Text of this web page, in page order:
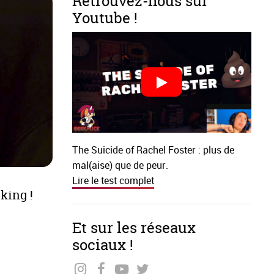
!
Youtube !
The Suicide of Rachel Foster : plus de
mal(aise) que de peur.
Lire le test complet
Et sur les réseaux
sociaux !